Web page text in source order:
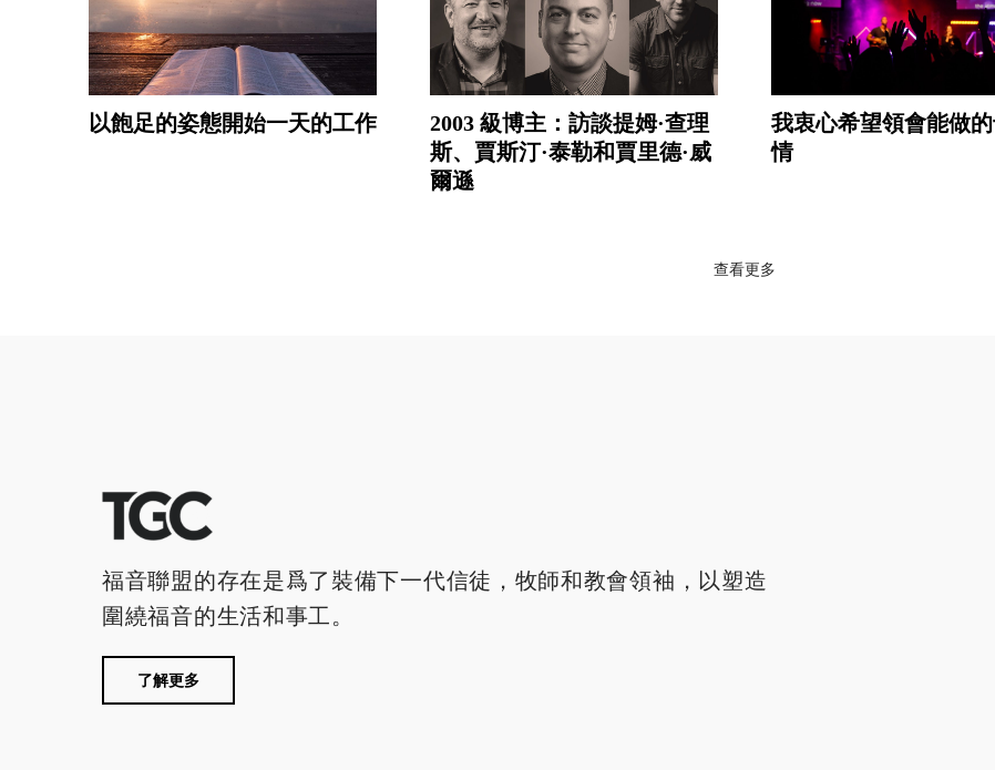
以飽足的姿態開始一天的工作
2003 級博主：訪談提姆·查理
斯、賈斯汀·泰勒和賈里德·威
爾遜
我衷心希望領會能做
情
查看更多
福音聯盟的存在是爲了裝備下一代信徒，牧師和教會領袖，以塑造
圍繞福音的生活和事工。
了解更多